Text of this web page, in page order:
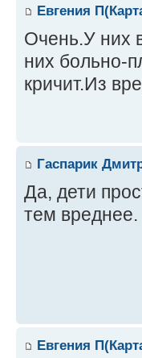
Евгения
Очень.У них
них больно-
кричит.Из
Гаспарик
Да, дети
тем вреднее.
Евгения